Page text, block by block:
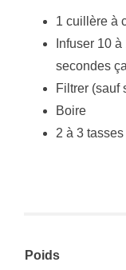
1 cuillère à
Infuser 10
secondes
Filtrer (sauf
Boire
2 à 3
Poids